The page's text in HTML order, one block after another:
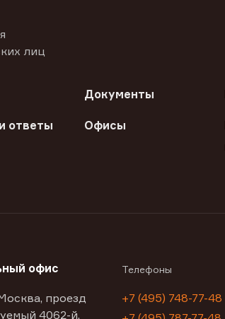
лиц
Документы
ответы Офисы
офис
проезд
4062-й,
Телефоны
+7 (495) 748-77-48